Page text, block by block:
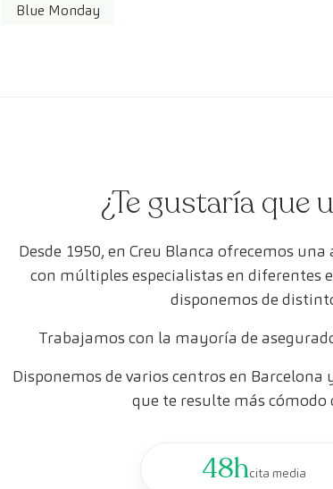
Blue Monday
¿Te gustaría que
Desde 1950, en Creu Blanca ofrecemos
con múltiples especialistas en diferentes
disponemos de
Trabajamos con la mayoría de
Disponemos de varios centros en
que te resulte más cómodo
48hcita media